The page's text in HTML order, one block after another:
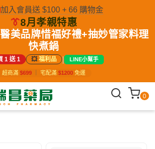
加入會員送 $100 + 66 購物金
👔8月孝親特惠
美品牌惜福好禮+抽妙管家料理
快煮鍋
1 送 1 💥福利品 | LINE小幫手
超商滿 $699 宅配滿 $1200 免運
0